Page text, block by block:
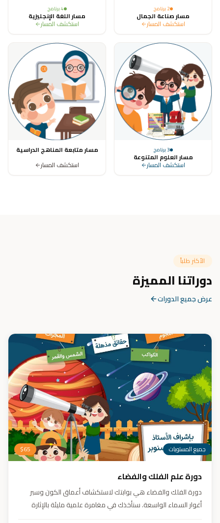
2 برنامج
مسار صناعة الجمال
استكشف المسار
4برنامج
مسار اللغة الإنجليزية
استكشف المسار
3برنامج
مسار العلوم المتنوعة
استكشف المسار
مسار متابعة المناهج الدراسية
استكشف المسار
الأكثر طلباً
دوراتنا المميزة
عرض جميع الدورات
جميع المستويات $65
دورة علم الفلك والفضاء
دورة الفلك والفضاء هي بوابتك لاستكشاف أعماق الكون وسبر
أغوار السماء الواسعة. سنأخذك في مغامرة علمية مليئة بالإثارة